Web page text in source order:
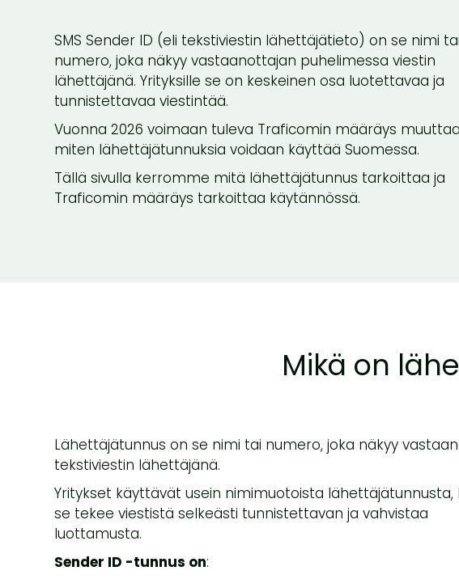
SMS Sender ID (eli tekstiviestin lähettäjätieto) on se nimi tai
numero, joka näkyy vastaanottajan puhelimessa viestin
lähettäjänä. Yrityksille se on keskeinen osa luotettavaa ja
tunnistettavaa viestintää.
Vuonna 2026 voimaan tuleva Traficomin määräys
miten lähettäjätunnuksia voidaan käyttää Suomessa.
Tällä sivulla kerromme mitä lähettäjätunnus tarkoittaa ja
Traficomin määräys tarkoittaa käytännössä.
Mikä on
Lähettäjätunnus on se nimi tai numero, joka näkyy
tekstiviestin lähettäjänä.
Yritykset käyttävät usein nimimuotoista lähettäjätunnusta,
se tekee viestistä selkeästi tunnistettavan ja vahvistaa
luottamusta.
Sender ID -tunnus on: